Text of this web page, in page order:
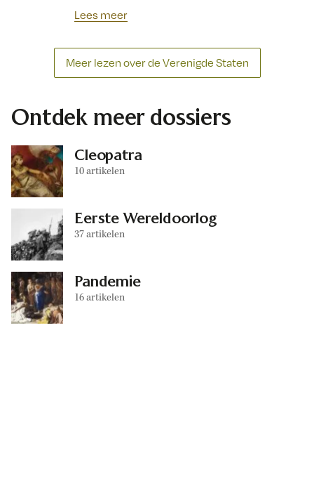
Lees meer
Meer lezen over de Verenigde Staten
Ontdek meer dossiers
Cleopatra
10 artikelen
Eerste Wereldoorlog
37 artikelen
Pandemie
16 artikelen